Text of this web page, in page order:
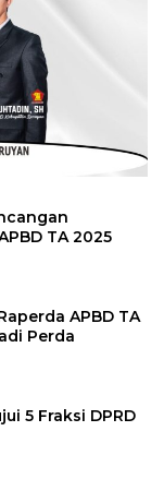
TA 2025
APBD TA
Perda
5 Fraksi DPRD